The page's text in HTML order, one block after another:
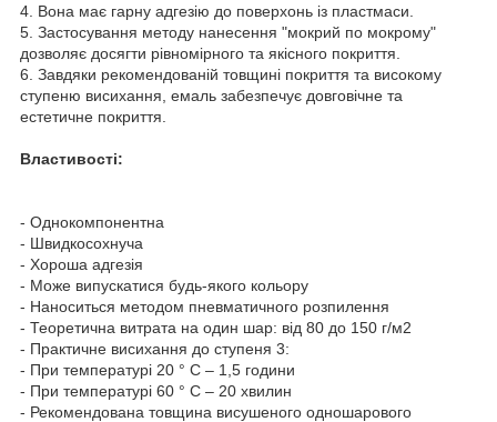
4. Вона має гарну адгезію до поверхонь із пластмаси.
5. Застосування методу нанесення "мокрий по мокрому"
дозволяє досягти рівномірного та якісного покриття.
6. Завдяки рекомендованій товщині покриття та високому
ступеню висихання, емаль забезпечує довговічне та
естетичне покриття.
Властивості:
- Однокомпонентна
- Швидкосохнуча
- Хороша адгезія
- Може випускатися будь-якого кольору
- Наноситься методом пневматичного розпилення
- Теоретична витрата на один шар: від 80 до 150 г/м2
- Практичне висихання до ступеня 3:
- При температурі 20 ° С – 1,5 години
- При температурі 60 ° С – 20 хвилин
- Рекомендована товщина висушеного одношарового